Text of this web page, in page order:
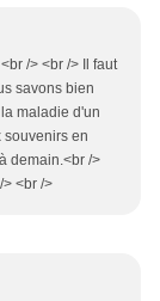
/> <br /> Il faut
savons bien
maladie d'un
souvenirs en
demain.<br />
<br />